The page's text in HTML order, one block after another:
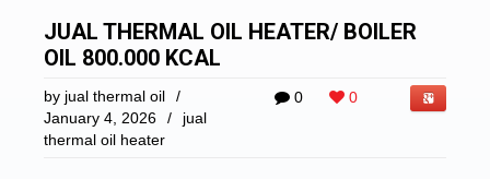
JUAL THERMAL OIL HEATER/ BOILER
OIL 800.000 KCAL
0 0
by jual thermal oil
/
January 4, 2026
/
jual
thermal oil heater